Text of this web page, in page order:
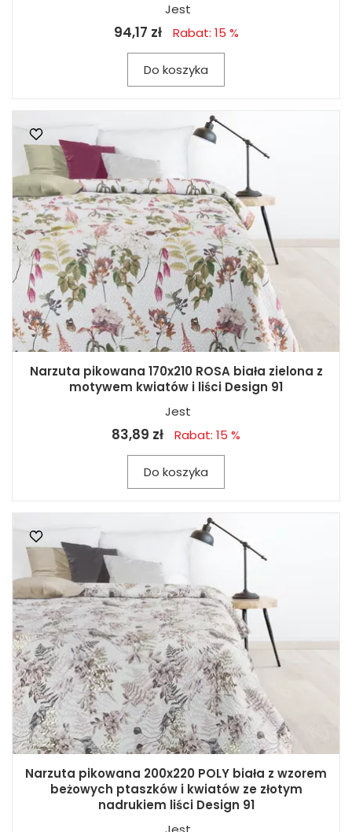
Jest
94,17 zł Rabat: 15 %
Do koszyka
Narzuta pikowana 170x210 ROSA biała zielona z
motywem kwiatów i liści Design 91
Jest
83,89 zł Rabat: 15 %
Do koszyka
Narzuta pikowana 200x220 POLY biała z wzorem
beżowych ptaszków i kwiatów ze złotym
nadrukiem liści Design 91